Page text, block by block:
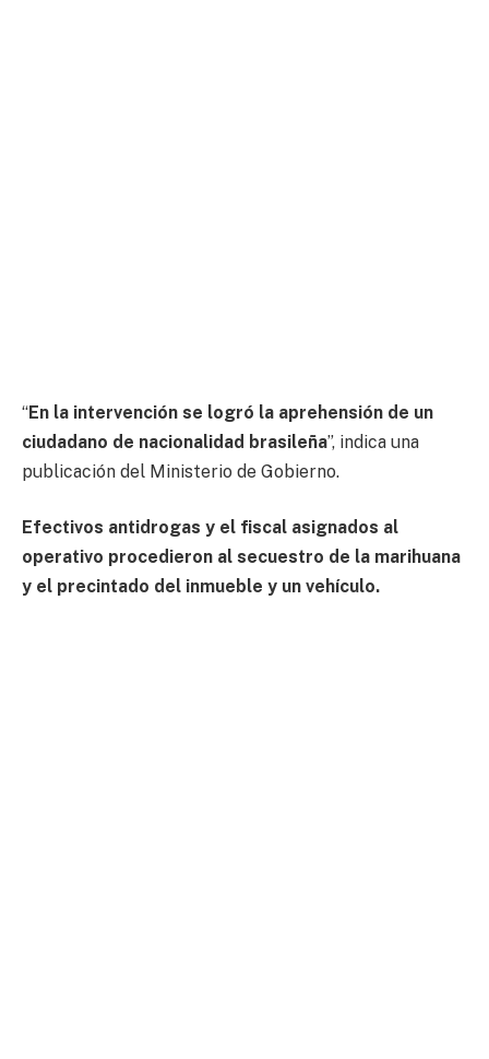
“En la intervención se logró la aprehensión de un
ciudadano de nacionalidad brasileña”, indica una
publicación del Ministerio de Gobierno.
Efectivos antidrogas y el fiscal asignados al
operativo procedieron al secuestro de la marihuana
y el precintado del inmueble y un vehículo.